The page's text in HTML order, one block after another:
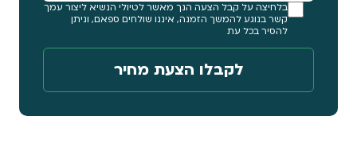
בלחיצה על קבל הצעה הנך מאשר לטיולי הנשיא ליצור עמך
קשר בנוגע להמשך הזמנה, איננו שולחים ספאם, וניתן
להסיר בכל עת